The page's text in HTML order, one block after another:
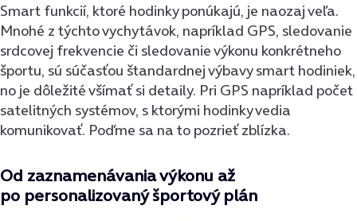
Smart funkcií, ktoré hodinky ponúkajú, je naozaj veľa.
Mnohé z týchto vychytávok, napríklad GPS, sledovanie
srdcovej frekvencie či sledovanie výkonu konkrétneho
športu, sú súčasťou štandardnej výbavy smart hodiniek,
no je dôležité všímať si detaily. Pri GPS napríklad počet
satelitných systémov, s ktorými hodinky vedia
komunikovať. Poďme sa na to pozrieť zblízka.
Od zaznamenávania výkonu až
po personalizovaný športový plán